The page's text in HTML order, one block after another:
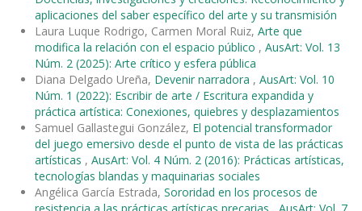
aplicaciones del saber específico del arte y su transmisión
Laura Luque Rodrigo, Carmen Moral Ruiz, Arte que
modifica la relación con el espacio público , AusArt: Vol. 13
Núm. 2 (2025): Arte crítico y esfera pública
Diana Delgado Ureña, Devenir narradora , AusArt: Vol. 10
Núm. 1 (2022): Escribir de arte / Escritura expandida y
práctica artística: Conexiones, quiebres y desplazamientos
Samuel Gallastegui González, El potencial transformador
del juego emersivo desde el punto de vista de las prácticas
artísticas , AusArt: Vol. 4 Núm. 2 (2016): Prácticas artísticas,
tecnologías blandas y maquinarias sociales
Angélica García Estrada, Sororidad en los procesos de